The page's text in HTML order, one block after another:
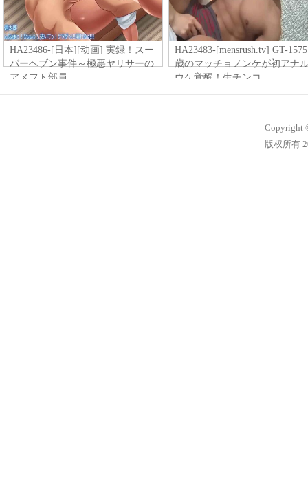
HA23486-[日本][动画] 実録！スー
パーヘブン事件～極悪ヤリサーの
アメフト部員
HA23483-[mensrush.tv] GT-
歳のマッチョノンケが初アナ
ウケ覚醒！生チンコ
Copyright
版权所有